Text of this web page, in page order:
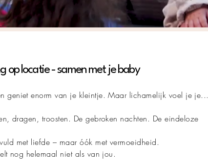
op locatie - samen met je baby
geniet enorm van je kleintje. Maar lichamelijk voel je je...
dragen, troosten. De gebroken nachten. De eindeloze
met liefde – maar óók met vermoeidheid.
nog helemaal niet als van jou.